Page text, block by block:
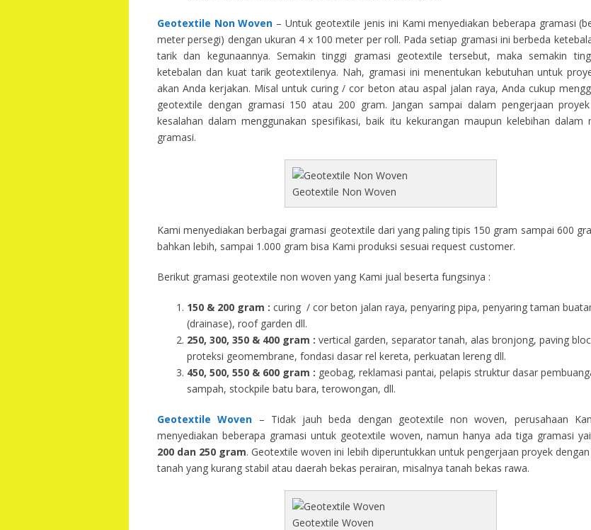
Geotextile Non Woven – Untuk geotextile jenis ini Kami menyediakan beberapa gramasi
meter persegi) dengan ukuran 4 x 100 meter per roll. Pada setiap gramasi ini berbeda
tarik dan kegunaannya. Semakin tinggi gramasi geotextile tersebut, maka semakin
ketebalan dan kuat tarik geotextilenya. Nah, gramasi ini menentukan kebutuhan untuk
akan Anda kerjakan. Misal untuk curing / cor beton atau aspal jalan raya, Anda cukup
geotextile dengan gramasi 150 atau 200 gram. Jangan sampai dalam pengerjaan
kesalahan dalam menggunakan spesifikasi, baik itu kekurangan maupun kelebihan dalam
gramasi.
Geotextile Non Woven
Kami menyediakan berbagai gramasi geotextile dari yang paling tipis 150 gram sampai 600
bahkan lebih, sampai 1.000 gram bisa Kami produksi sesuai request customer.
Berikut gramasi geotextile non woven yang Kami jual beserta fungsinya :
150 & 200 gram : curing / cor beton jalan raya, penyaring pipa, penyaring taman
(drainase), roof garden dll.
250, 300, 350 & 400 gram : vertical garden, separator tanah, alas bronjong, paving
proteksi geomembrane, fondasi dasar rel kereta, perkuatan lereng dll.
450, 500, 550 & 600 gram : geobag, reklamasi pantai, pelapis struktur dasar
sampah, stockpile batu bara, terowongan, dll.
Geotextile Woven – Tidak jauh beda dengan geotextile non woven, perusahaan
menyediakan beberapa gramasi untuk geotextile woven, namun hanya ada tiga gramasi
200 dan 250 gram. Geotextile woven ini lebih diperuntukkan untuk pengerjaan proyek
tanah yang kurang stabil atau daerah bekas perairan, misalnya tanah bekas rawa.
Geotextile Woven